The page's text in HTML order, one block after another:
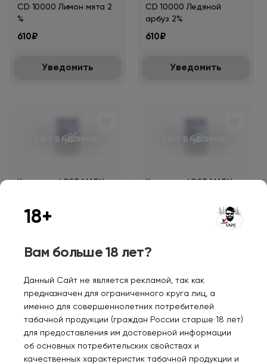
CD 10000 Лимон мята 2
%
610₽
Уведомить
CD 10000 Ледяной
арбуз 2%
610₽
Уведомить
Нет в наличии
Картридж LOST MARY
610₽
Уведомить
Нет в наличии
Картридж LOST MARY
Нет в наличии Нет в наличии
18+
Вам больше 18 лет?
Данный Сайт не является рекламой, так как
предназначен для ограниченного круга лиц, а
именно для совершеннолетних потребителей
табачной продукции (граждан России старше 18 лет)
для предоставления им достоверной информации
об основных потребительских свойствах и
качественных характеристик табачной продукции и